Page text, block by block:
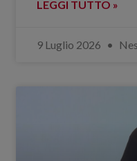
LEGGI TUTTO »
9 Luglio 2026